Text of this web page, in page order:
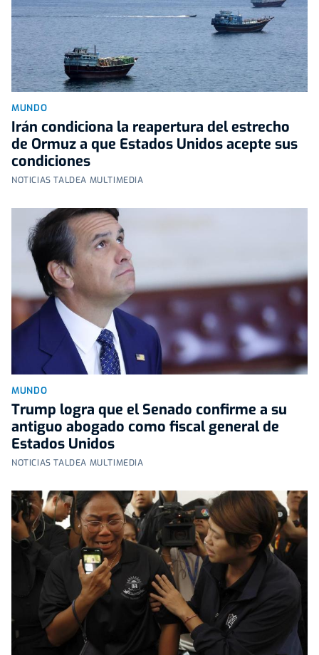
MUNDO
Irán condiciona la reapertura del estrecho
de Ormuz a que Estados Unidos acepte sus
condiciones
NOTICIAS TALDEA MULTIMEDIA
MUNDO
Trump logra que el Senado confirme a su
antiguo abogado como fiscal general de
Estados Unidos
NOTICIAS TALDEA MULTIMEDIA